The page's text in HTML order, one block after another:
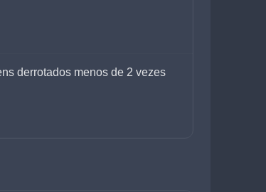
derrotados menos de 2 vezes